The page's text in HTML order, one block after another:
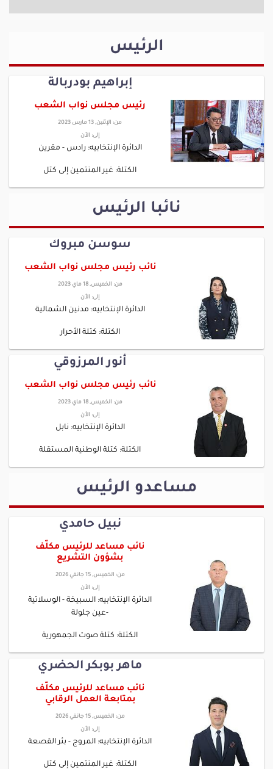
الرئيس
إبراهيم بودربالة
رئيس مجلس نواب الشعب
من: الإثنين, 13 مارس 2023
إلى: الأن
الدائرة الإنتخابيه: رادس - مقرين
الكتلة: غير المنتمين إلى كتل
نائبا الرئيس
سوسن مبروك
نائب رئيس مجلس نواب الشعب
من: الخميس, 18 ماي 2023
إلى: الأن
الدائرة الإنتخابيه: مدنين الشمالية
الكتلة: كتلة الأحرار
أنور المرزوقي
نائب رئيس مجلس نواب الشعب
من: الخميس, 18 ماي 2023
إلى: الأن
الدائرة الإنتخابيه: نابل
الكتلة: كتلة الوطنية المستقلة
مساعدو الرئيس
نبيل حامدي
نائب مساعد للرئيس مكلّف
بشؤون التشريع
من: الخميس, 15 جانفي 2026
إلى: الأن
الدائرة الإنتخابيه: السبيخة - الوسلاتية
-عين جلولة
الكتلة: كتلة صوت الجمهورية
ماهر بوبكر الحضري
نائب مساعد للرئيس مكلّف
بمتابعة العمل الرقابي
من: الخميس, 15 جانفي 2026
إلى: الأن
الدائرة الإنتخابيه: المروج - بئر القصعة
الكتلة: غير المنتمين إلى كتل